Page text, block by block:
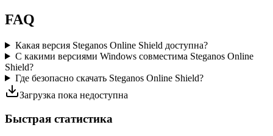
FAQ
Какая версия Steganos Online Shield доступна?
С какими версиями Windows совместима Steganos Online
Shield?
Где безопасно скачать Steganos Online Shield?
Загрузка пока недоступна
Быстрая статистика